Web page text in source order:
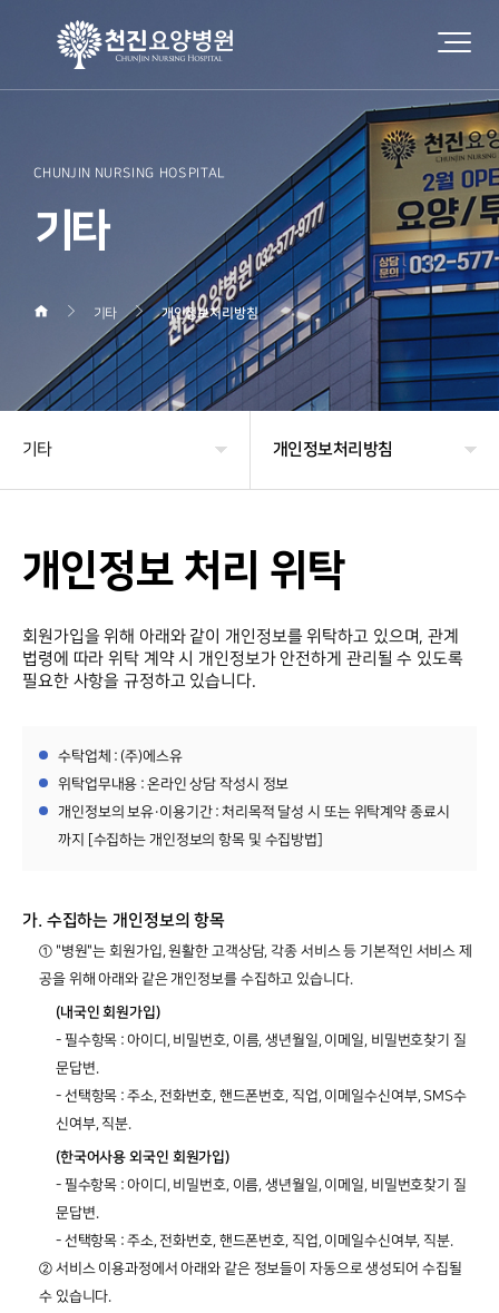
CHUNJIN NURSING HOSPITAL
기타
기타 개인정보처리방침
기타
시설 둘러보기
이용안내
개인정보처리방침
이메일무단수집거부
개인정보 처리 위탁
회원가입을 위해 아래와 같이 개인정보를 위탁하고 있으며, 관계
법령에 따라 위탁 계약 시 개인정보가 안전하게 관리될 수 있도록
필요한 사항을 규정하고 있습니다.
수탁업체 : (주)에스유
위탁업무내용 : 온라인 상담 작성시 정보
개인정보의 보유·이용기간 : 처리목적 달성 시 또는 위탁계약 종료시
까지 [수집하는 개인정보의 항목 및 수집방법]
가. 수집하는 개인정보의 항목
① "병원"는 회원가입, 원활한 고객상담, 각종 서비스 등 기본적인 서비스 제
공을 위해 아래와 같은 개인정보를 수집하고 있습니다.
(내국인 회원가입)
- 필수항목 : 아이디, 비밀번호, 이름, 생년월일, 이메일, 비밀번호찾기 질
문답변.
- 선택항목 : 주소, 전화번호, 핸드폰번호, 직업, 이메일수신여부, SMS수
신여부, 직분.
(한국어사용 외국인 회원가입)
- 필수항목 : 아이디, 비밀번호, 이름, 생년월일, 이메일, 비밀번호찾기 질
문답변.
- 선택항목 : 주소, 전화번호, 핸드폰번호, 직업, 이메일수신여부, 직분.
② 서비스 이용과정에서 아래와 같은 정보들이 자동으로 생성되어 수집될
수 있습니다.